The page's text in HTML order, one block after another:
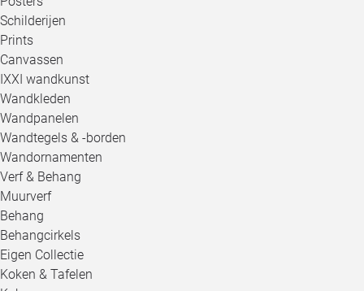
Schilderijen
Prints
Canvassen
IXXI wandkunst
Wandkleden
Wandpanelen
Wandtegels & -borden
Wandornamenten
Verf & Behang
Muurverf
Behang
Behangcirkels
Eigen Collectie
Koken & Tafelen